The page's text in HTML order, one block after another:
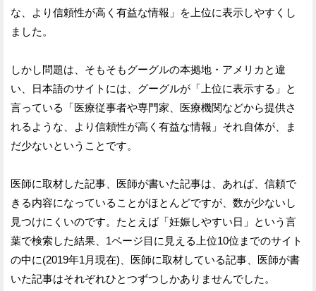
な、より信頼性が高く有益な情報」を上位に表示しやすくし
ました。
しかし問題は、そもそもグーグルの本拠地・アメリカと違
い、日本語のサイトには、グーグルが「上位に表示する」と
言っている「医療従事者や専門家、医療機関などから提供さ
れるような、より信頼性が高く有益な情報」それ自体が、ま
だ少ないということです。
医師に取材した記事、医師が書いた記事は、あれば、信頼で
きる内容になっていることがほとんどですが、数が少ないし
見つけにくいのです。たとえば「妊娠しやすい日」という言
葉で検索した結果、1ページ目に見える上位10位までのサイト
の中に(2019年1月現在)、医師に取材している記事、医師が書
いた記事はそれぞれひとつずつしかありませんでした。